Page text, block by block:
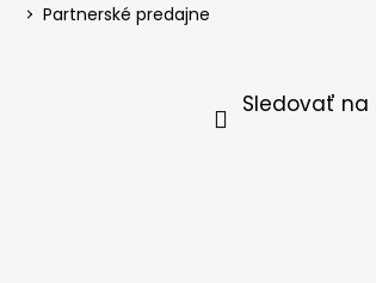
Partnerské predajne
Sledovať